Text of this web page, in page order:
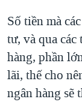
THỂ THAO
GIÁO DỤC
GROUND
CHI PHÍ
CÁC GIÁ TRỊ
THƯỢNG
TRỊNH VĨNH
Số tiền mà
tư, và qua
hàng, phần
lãi, thế cho
ngân hàng sẽ